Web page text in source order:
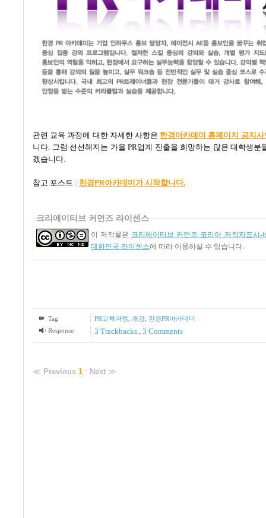
관련 교육 과정에 대한 자세한 사항은 한경아카데미 홈페이지 공지사
니다 그럼 선선해지는 가을 PR업계 진출을 희망하는 많은 대학생분
겠습니다
참고 포스트 : 한경PR아카데미가 시작합니다.
크리에이티브 커먼즈 라이센스
이 저작물은 크리에이티브 커먼즈 코리아 저작자표시-
대한민국 라이센스에 따라 이용하실 수 있습니다.
Tag PR교육과정, 개강, 한경PR아카데미
Response
3 Trackbacks 3 Comments
≪ Previous 1 : Next ≫